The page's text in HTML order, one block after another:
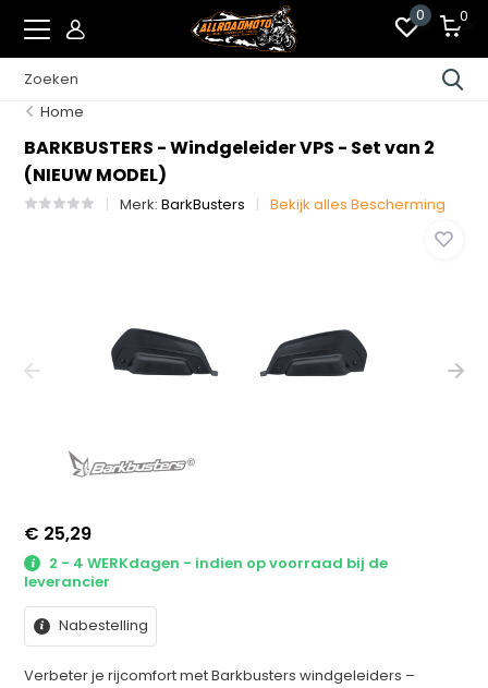
0 0
Home
BARKBUSTERS - Windgeleider VPS - Set van 2
(NIEUW MODEL)
Merk:BarkBusters Bekijk alles Bescherming
€ 25,29
2 - 4 WERKdagen - indien op voorraad bij de
leverancier
Nabestelling
Verbeter je rijcomfort met Barkbusters windgeleiders –